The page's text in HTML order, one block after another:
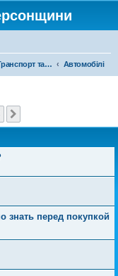
Транспорт та запчастини Автомобілі
знать перед покупкой